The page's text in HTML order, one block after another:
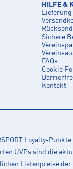
HILFE &
Lieferung
Sichere
FAQs
Cookie
Kontakt
Loyalty-
UVPs sind die
Listenpreise